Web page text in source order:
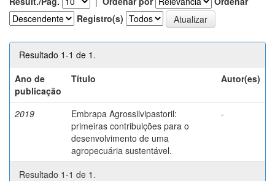
Registro(s)
Resultado 1-1 de 1.
Ano de
publicação
Título Autor(es)
2019
Embrapa Agrossilvipastoril:
primeiras contribuições para o
desenvolvimento de uma
agropecuária sustentável.
-
Resultado 1-1 de 1.